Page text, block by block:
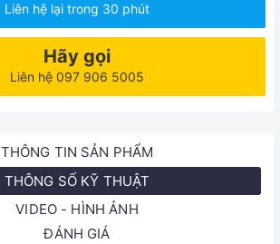
Liên hệ lại trong 30 phút
Hãy gọi
Liên hệ 097 906 5005
THÔNG TIN SẢN PHẨM
THÔNG SỐ KỸ THUẬT
VIDEO - HÌNH ẢNH
ĐÁNH GIÁ